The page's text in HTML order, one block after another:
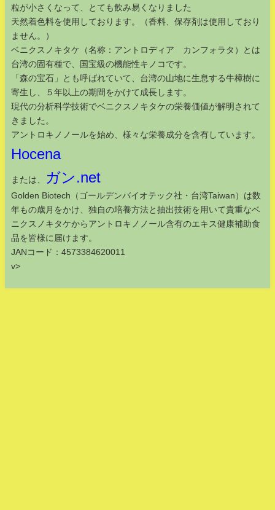
粒が小さくなって、とても飲み易くなりました
天然着色料を使用しております。（香料、保存剤は使用しており
ません。）
ベニクスノキタケ（名称：アントロディア カンフォラタ）とは
台湾の固有種で、国宝級の機能性キノコです。
「森の宝石」とも呼ばれていて、台湾の山地に生息する牛樟樹に
寄生し、５年以上の期間をかけて成長します。
現代の分析科学技術でベニクスノキタケの栄養価値が解明されて
きました。
アントロキノノールを始め、様々な栄養成分を含有しています。
Hocena
または、 ガン.net
Golden Biotech（ゴールデンバイオテック社・台湾Taiwan）は数
年もの歳月をかけ、独自の培養方法と抽出技術を用いて貴重なベ
ニクスノキタケからアントロキノノール含有のエキス健康補助食
品を皆様に届けます。
JANコード：4573384620011
v>